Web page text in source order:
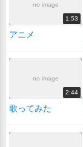
no image
1:53
アニメ
no image
2:44
歌ってみた